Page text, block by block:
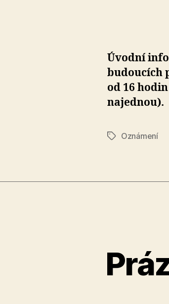
Úvodní
budoucích
od 16
najednou).
ŠtítkyOznámení